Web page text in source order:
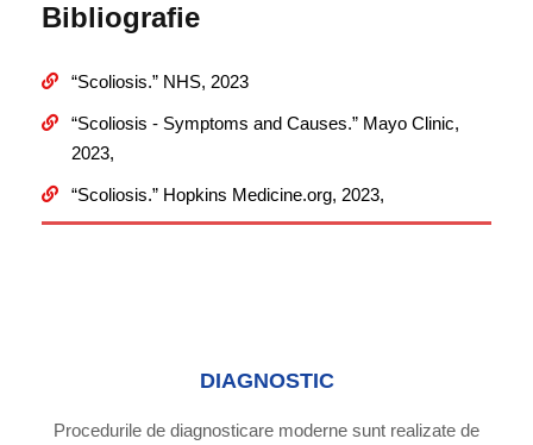
Bibliografie
“Scoliosis.” NHS, 2023
“Scoliosis - Symptoms and Causes.” Mayo Clinic,
2023,
“Scoliosis.” Hopkins Medicine.org, 2023,
DIAGNOSTIC
Procedurile de diagnosticare moderne sunt realizate de